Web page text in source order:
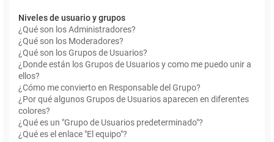
Niveles de usuario y grupos
¿Qué son los Administradores?
¿Qué son los Moderadores?
¿Qué son los Grupos de Usuarios?
¿Donde están los Grupos de Usuarios y como me puedo unir a
ellos?
¿Cómo me convierto en Responsable del Grupo?
¿Por qué algunos Grupos de Usuarios aparecen en diferentes
colores?
¿Qué es un "Grupo de Usuarios predeterminado"?
¿Qué es el enlace "El equipo"?